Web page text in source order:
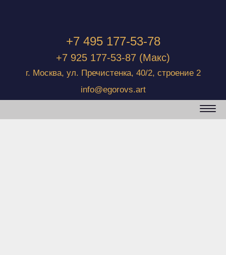
+7 495 177-53-78
+7 925 177-53-87 (Макс)
г. Москва, ул. Пречистенка, 40/2, строение 2
info@egorovs.art